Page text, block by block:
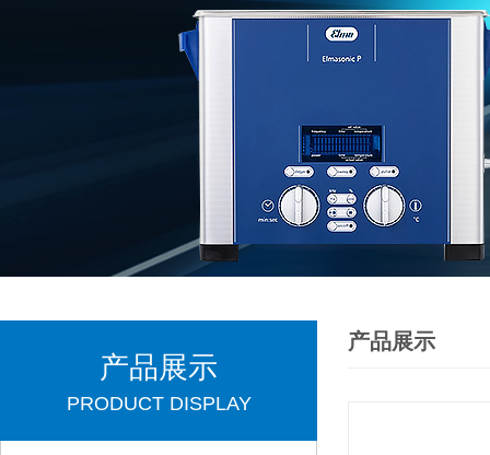
产品展示
PRODUCT DISPLAY
产品展示